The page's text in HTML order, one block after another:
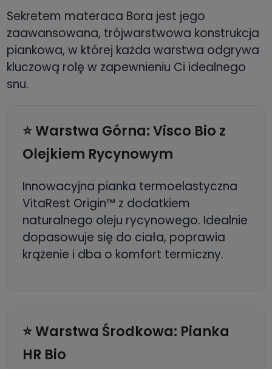
Sekretem materaca Bora jest jego
zaawansowana, trójwarstwowa konstrukcja
piankowa, w której każda warstwa odgrywa
kluczową rolę w zapewnieniu Ci idealnego
snu.
⭐ Warstwa Górna: Visco Bio z
Olejkiem Rycynowym
Innowacyjna pianka termoelastyczna
VitaRest Origin™ z dodatkiem
naturalnego oleju rycynowego. Idealnie
dopasowuje się do ciała, poprawia
krążenie i dba o komfort termiczny.
⭐ Warstwa Środkowa: Pianka
HR Bio